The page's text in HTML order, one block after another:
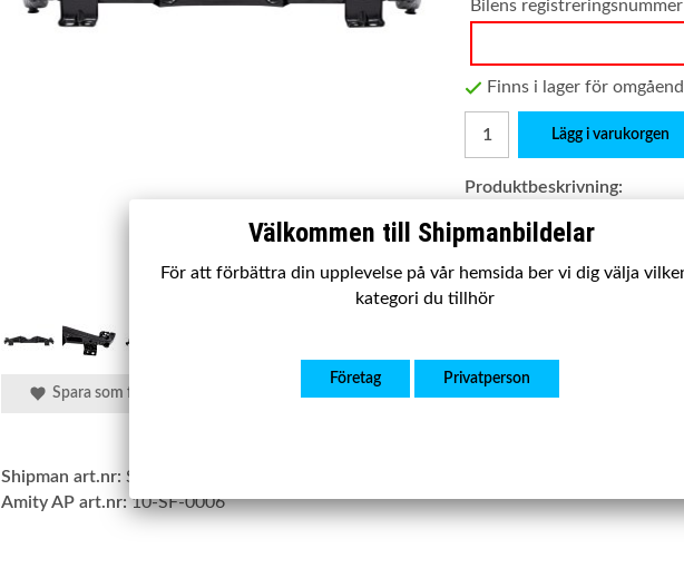
Bilens registreringsnummer
Finns i lager för
Lägg i varukorgen
Produktbeskrivning:
Mini R55 (ink LCI)/
:
Ny
OE nummer:
33 31 6 772 667
Spara som favorit
Shipman art.nr: SBBB073
Amity AP art.nr: 10-SF-0006
Välkommen till Shipmanbildelar
För att förbättra din upplevelse på vår hemsida ber vi dig välja
kategori du tillhör
Företag Privatperson